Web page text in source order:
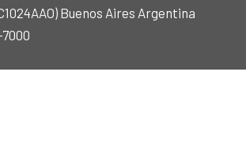
Buenos Aires Argentina
7000